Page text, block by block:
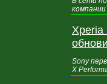
Xperia
Sony
X